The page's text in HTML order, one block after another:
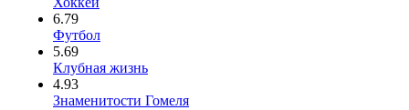
6.79
Футбол
5.69
Клубная жизнь
4.93
Знаменитости Гомеля